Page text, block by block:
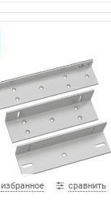
избранное сравнить